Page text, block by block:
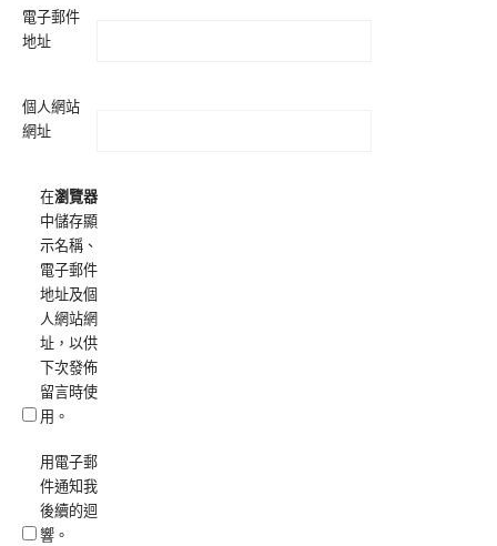
電子郵件
地址
個人網站
網址
在瀏覽器
中儲存顯
示名稱、
電子郵件
地址及個
人網站網
址，以供
下次發佈
留言時使
用。
用電子郵
件通知我
後續的迴
響。